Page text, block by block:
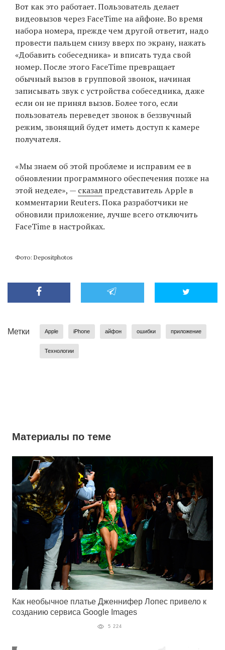
Вот как это работает. Пользователь делает
видеовызов через FaceTime на айфоне. Во время
набора номера, прежде чем другой ответит, надо
провести пальцем снизу вверх по экрану, нажать
«Добавить собеседника» и вписать туда свой
номер. После этого FaceTime превращает
обычный вызов в групповой звонок, начиная
записывать звук с устройства собеседника, даже
если он не принял вызов. Более того, если
пользователь переведет звонок в беззвучный
режим, звонящий будет иметь доступ к камере
получателя.
«Мы знаем об этой проблеме и исправим ее в
обновлении программного обеспечения позже на
этой неделе», — сказал представитель Apple в
комментарии Reuters. Пока разработчики не
обновили приложение, лучше всего отключить
FaceTime в настройках.
Фото: Depositphotos
Метки Apple iPhone айфон ошибки приложение
Технологии
Материалы по теме
Как необычное платье Дженнифер Лопес привело к
созданию сервиса Google Images
5 224